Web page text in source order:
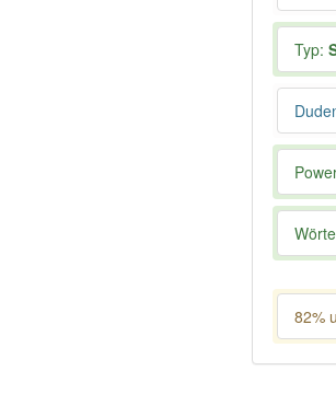
Typ:
82%